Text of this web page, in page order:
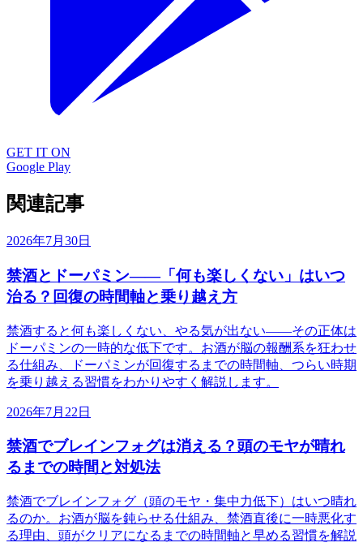
GET IT ON
Google Play
関連記事
2026年7月30日
禁酒とドーパミン——「何も楽しくない」はいつ
治る？回復の時間軸と乗り越え方
禁酒すると何も楽しくない、やる気が出ない——その正体は
ドーパミンの一時的な低下です。お酒が脳の報酬系を狂わせ
る仕組み、ドーパミンが回復するまでの時間軸、つらい時期
を乗り越える習慣をわかりやすく解説します。
2026年7月22日
禁酒でブレインフォグは消える？頭のモヤが晴れ
るまでの時間と対処法
禁酒でブレインフォグ（頭のモヤ・集中力低下）はいつ晴れ
るのか。お酒が脳を鈍らせる仕組み、禁酒直後に一時悪化す
る理由、頭がクリアになるまでの時間軸と早める習慣を解説